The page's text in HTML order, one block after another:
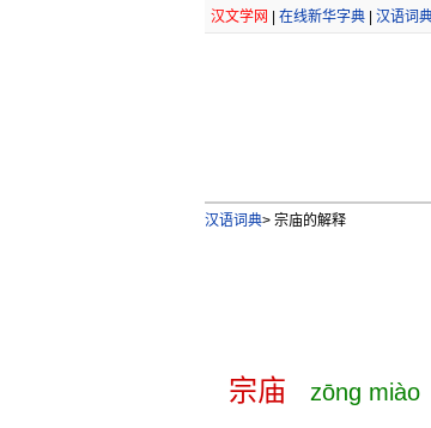
汉文学网 在线新华字典| 汉语词
汉语词典>宗庙的解释
宗庙 zōng miào